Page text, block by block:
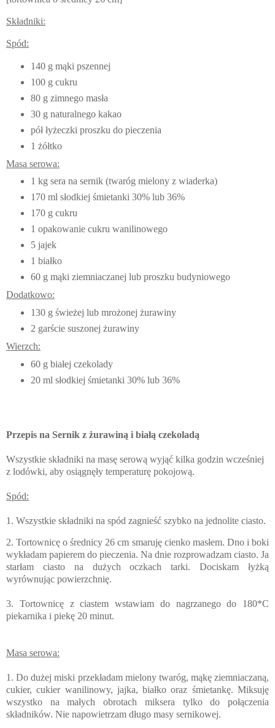
Składniki:
Spód:
140 g mąki pszennej
100 g cukru
80 g zimnego masła
30 g naturalnego kakao
pół łyżeczki proszku do pieczenia
1 żółtko
Masa serowa:
1 kg sera na sernik (twaróg mielony z wiaderka)
170 ml słodkiej śmietanki 30% lub 36%
170 g cukru
1 opakowanie cukru wanilinowego
5 jajek
1 białko
60 g mąki ziemniaczanej lub proszku budyniowego
Dodatkowo:
130 g świeżej lub mrożonej żurawiny
2 garście suszonej żurawiny
Wierzch:
60 g białej czekolady
20 ml słodkiej śmietanki 30% lub 36%
Przepis na Sernik z żurawiną i białą czekoladą
Wszystkie składniki na masę serową wyjąć kilka godzin wcześniej
z lodówki, aby osiągnęły temperaturę pokojową.
Spód:
1. Wszystkie składniki na spód zagnieść szybko na jednolite ciasto.
2. Tortownicę o średnicy 26 cm smaruję cienko masłem. Dno i boki
wykładam papierem do pieczenia. Na dnie rozprowadzam ciasto. Ja
starłam ciasto na dużych oczkach tarki. Dociskam łyżką
wyrównując powierzchnię.
3. Tortownicę z ciastem wstawiam do nagrzanego do 180*C
piekarnika i piekę 20 minut.
Masa serowa:
1. Do dużej miski przekładam mielony twaróg, mąkę ziemniaczaną,
cukier, cukier wanilinowy, jajka, białko oraz śmietankę. Miksuję
wszystko na małych obrotach miksera tylko do połączenia
składników. Nie napowietrzam długo masy sernikowej.